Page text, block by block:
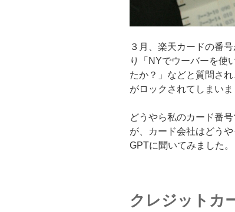
３月、楽天カードの番
り「NYでウーバーを使
たか？」などと質問さ
がロックされてしまいま
どうやら私のカード番
が、カード会社はどう
GPTに聞いてみました。
クレジットカ